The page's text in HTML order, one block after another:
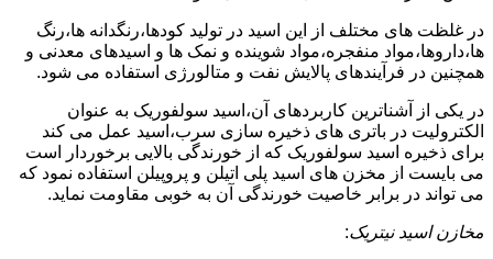
در غلظت های مختلف از این اسید در تولید کودها،رنگدانه ها،رنگ
ها،داروها،مواد منفجره،مواد شوینده و نمک ها و اسیدهای معدنی و
همچنین در فرآیندهای پالایش نفت و متالورژی استفاده می شود.
در یکی از آشناترین کاربردهای آن،اسید سولفوریک به عنوان
الکترولیت در باتری های ذخیره سازی سرب،اسید عمل می کند
برای ذخیره اسید سولفوریک که از خورندگی بالایی برخوردار است
می بایست از مخزن های اسید پلی اتیلن و پروپیلن استفاده نمود که
می تواند در برابر خاصیت خورندگی آن به خوبی مقاومت نماید.
مخازن اسید نیتریک: